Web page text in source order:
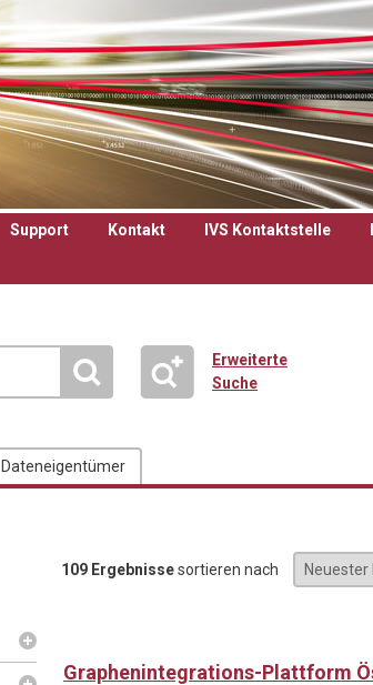
Support Kontakt IVS Kontaktstelle
Erweiterte
Suche
Dateneigentümer
109 Ergebnissesortieren nach
Graphenintegrations-Plattform